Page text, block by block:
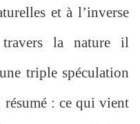
et à l’inverse
travers la nature il
triple spéculation
: ce qui vient